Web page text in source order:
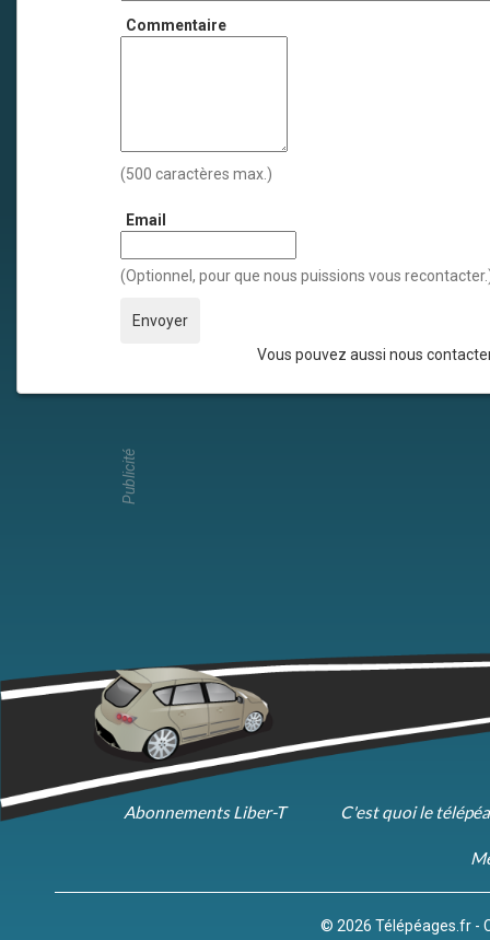
Commentaire
(500 caractères max.)
Email
(Optionnel, pour que nous puissions vous
Vous pouvez aussi nous
Publicité
Abonnements Liber-T C'est quoi le
© 2026 Télépéages.fr -